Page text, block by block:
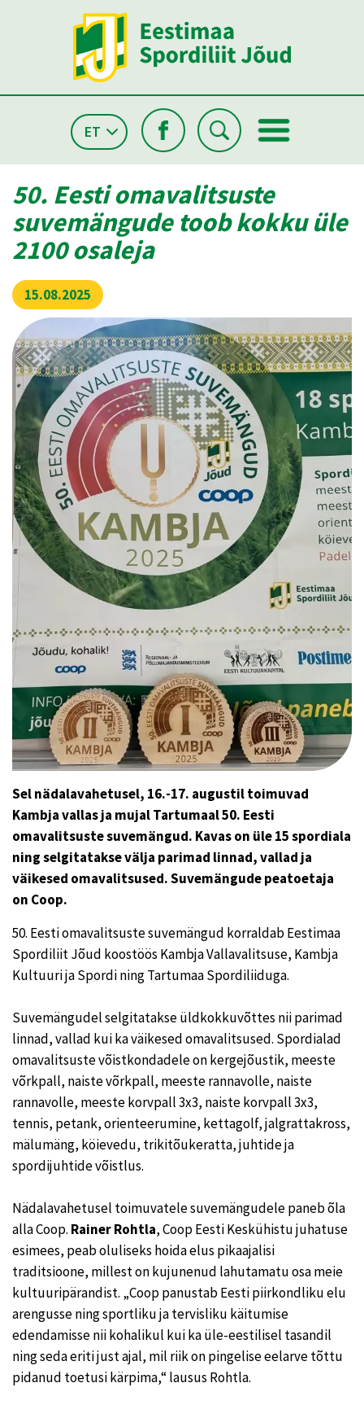
ET
50. Eesti omavalitsuste
suvemängude toob kokku üle
2100 osaleja
15.08.2025
Sel nädalavahetusel, 16.-17. augustil toimuvad
Kambja vallas ja mujal Tartumaal 50. Eesti
omavalitsuste suvemängud. Kavas on üle 15 spordiala
ning selgitatakse välja parimad linnad, vallad ja
väikesed omavalitsused. Suvemängude peatoetaja
on Coop.
50. Eesti omavalitsuste suvemängud korraldab Eestimaa
Spordiliit Jõud koostöös Kambja Vallavalitsuse, Kambja
Kultuuri ja Spordi ning Tartumaa Spordiliiduga.
Suvemängudel selgitatakse üldkokkuvõttes nii parimad
linnad, vallad kui ka väikesed omavalitsused. Spordialad
omavalitsuste võistkondadele on kergejõustik, meeste
võrkpall, naiste võrkpall, meeste rannavolle, naiste
rannavolle, meeste korvpall 3x3, naiste korvpall 3x3,
tennis, petank, orienteerumine, kettagolf, jalgrattakross,
mälumäng, köievedu, trikitõukeratta, juhtide ja
spordijuhtide võistlus.
Nädalavahetusel toimuvatele suvemängudele paneb õla
alla Coop. Rainer Rohtla, Coop Eesti Keskühistu juhatuse
esimees, peab oluliseks hoida elus pikaajalisi
traditsioone, millest on kujunenud lahutamatu osa meie
kultuuripärandist. „Coop panustab Eesti piirkondliku elu
arengusse ning sportliku ja tervisliku käitumise
edendamisse nii kohalikul kui ka üle-eestilisel tasandil
ning seda eriti just ajal, mil riik on pingelise eelarve tõttu
pidanud toetusi kärpima,“ lausus Rohtla.